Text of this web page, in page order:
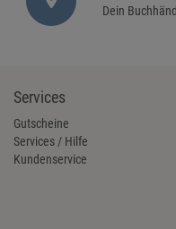
Dein
Services
Gutscheine
Services / Hilfe
Kundenservice